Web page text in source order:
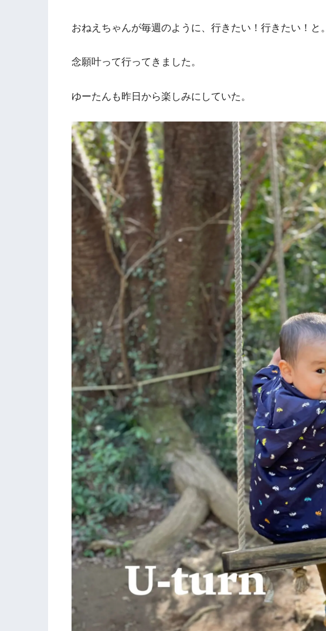
おねえちゃんが毎週のように、行きたい！行きたい！と。
念願叶って行ってきました。
ゆーたんも昨日から楽しみにしていた。